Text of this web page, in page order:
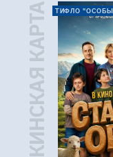
ПУШКИНСКАЯ КАРТА ТИФЛО